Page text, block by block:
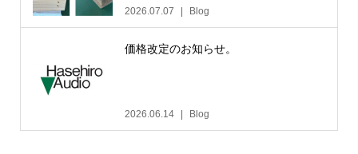
2026.07.07 Blog
価格改定のお知らせ。
2026.06.14 Blog